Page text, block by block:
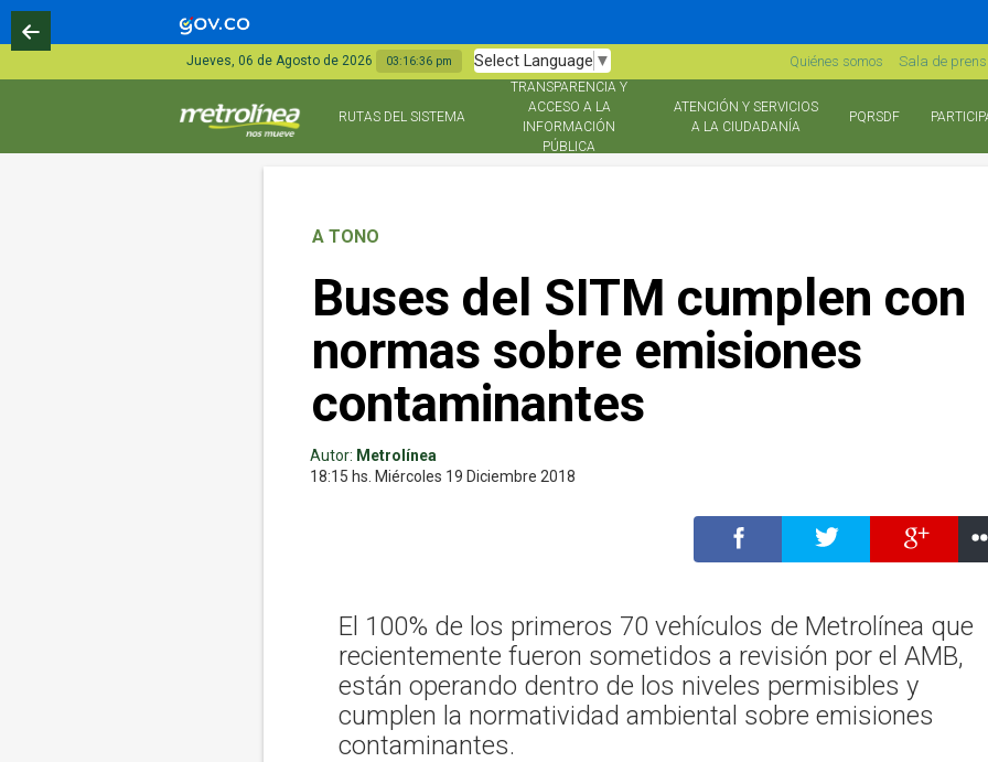
Jueves, 06 de Agosto de 2026 03:16:38 pm Select Language ▼ Quiénes somos Sala de
RUTAS DEL SISTEMA
TRANSPARENCIA Y
ACCESO A LA
INFORMACIÓN
PÚBLICA
ATENCIÓN Y SERVICIOS
A LA CIUDADANÍA
PQRSDF
A TONO
Buses del SITM cumplen con
normas sobre emisiones
contaminantes
Autor: Metrolínea
18:15 hs. Miércoles 19 Diciembre 2018
El 100% de los primeros 70 vehículos de Metrolínea que
recientemente fueron sometidos a revisión por el AMB,
están operando dentro de los niveles permisibles y
cumplen la normatividad ambiental sobre emisiones
contaminantes.